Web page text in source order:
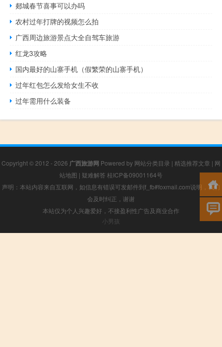
郯城春节喜事可以办吗
农村过年打牌的视频怎么拍
广西周边旅游景点大全自驾车旅游
红龙3攻略
国内最好的山寨手机（假繁荣的山寨手机）
过年红包怎么发给女生不收
过年需用什么装备
Copyright © 2012 - 2026 广西旅游网 Powered by 网站分类目录 | 精选推荐文章 | 网
站地图 | 疑难解答 桂ICP备09001164号
声明：本站内容来自互联网，如信息有错误可发邮件到f_fb#foxmail.com说明，我们
会及时纠正，谢谢
本站仅为个人兴趣爱好，不接盈利性广告及商业合作
小男孩